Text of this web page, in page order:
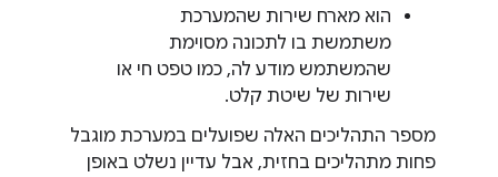
הוא מארח שירות שהמערכת
משתמשת בו לתכונה מסוימת
שהמשתמש מודע לה, כמו טפט חי או
שירות של שיטת קלט.
מספר התהליכים האלה שפועלים במערכת מוגבל
פחות מתהליכים בחזית, אבל עדיין נשלט באופן